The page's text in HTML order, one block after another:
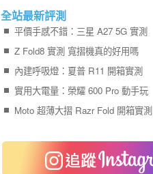
全站最新評測
平價手感不錯：三星 A27 5G 實測
Z Fold8 實測 寬摺機真的好用嗎
內建呼吸燈：夏普 R11 開箱實測
實用大電量：榮耀 600 Pro 動手玩
Moto 超薄大摺 Razr Fold 開箱實測